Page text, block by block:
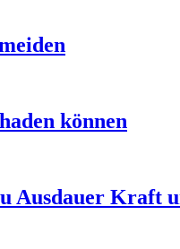
können
Ausdauer Kraft